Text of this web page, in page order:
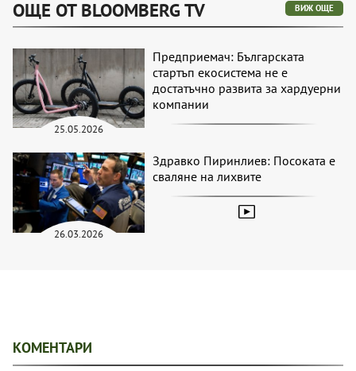
ОЩЕ ОТ BLOOMBERG TV ВИЖ ОЩЕ
25.05.2026
Предприемач: Българската
стартъп екосистема не е
достатъчно развита за хардуерни
компании
26.03.2026
Здравко Пиринлиев: Посоката е
сваляне на лихвите
КОМЕНТАРИ